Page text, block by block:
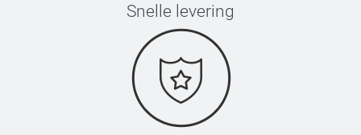
Snelle levering